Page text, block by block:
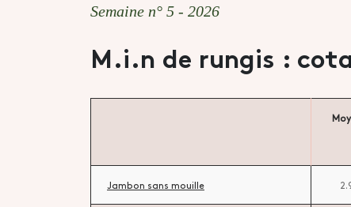
Semaine n° 5 - 2026
M.i.n de rungis :
Jambon sans mouille